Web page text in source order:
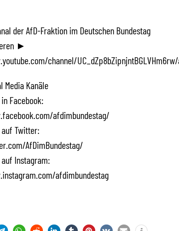
der AfD-Fraktion im Deutschen Bundestag
►
channel/
Media Kanäle
Facebook:
afdimbundestag/
Twitter:
AfDimBundestag/
Instagram:
afdimbundestag